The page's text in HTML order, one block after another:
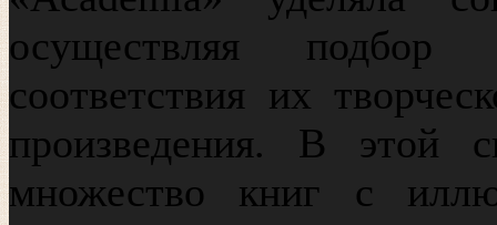
осуществляя
соответствия их
произведения. В этой
множество книг с